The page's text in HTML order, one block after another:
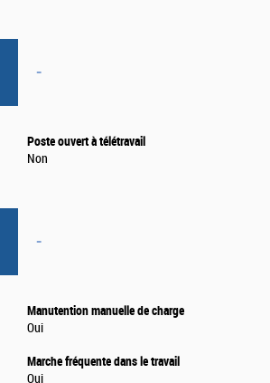
-
Poste ouvert à télétravail
Non
-
Manutention manuelle de charge
Oui
Marche fréquente dans le travail
Oui